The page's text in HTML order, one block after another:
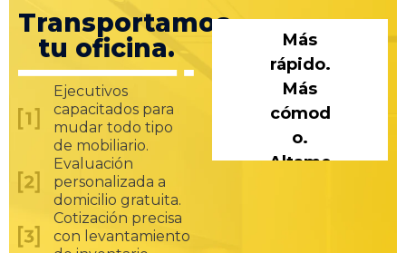
Transportamos
tu oficina.
Ejecutivos
capacitados para
mudar todo tipo
de mobiliario.
Evaluación
personalizada a
domicilio gratuita.
Cotización precisa
con levantamiento